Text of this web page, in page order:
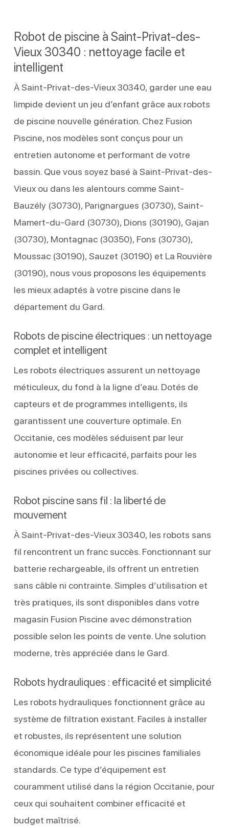
Robot de piscine à Saint-Privat-des-
Vieux 30340 : nettoyage facile et
intelligent
À Saint-Privat-des-Vieux 30340, garder une eau
limpide devient un jeu d’enfant grâce aux robots
de piscine nouvelle génération. Chez Fusion
Piscine, nos modèles sont conçus pour un
entretien autonome et performant de votre
bassin. Que vous soyez basé à Saint-Privat-des-
Vieux ou dans les alentours comme Saint-
Bauzély (30730), Parignargues (30730), Saint-
Mamert-du-Gard (30730), Dions (30190), Gajan
(30730), Montagnac (30350), Fons (30730),
Moussac (30190), Sauzet (30190) et La Rouvière
(30190), nous vous proposons les équipements
les mieux adaptés à votre piscine dans le
département du Gard.
Robots de piscine électriques : un nettoyage
complet et intelligent
Les robots électriques assurent un nettoyage
méticuleux, du fond à la ligne d’eau. Dotés de
capteurs et de programmes intelligents, ils
garantissent une couverture optimale. En
Occitanie, ces modèles séduisent par leur
autonomie et leur efficacité, parfaits pour les
piscines privées ou collectives.
Robot piscine sans fil : la liberté de
mouvement
À Saint-Privat-des-Vieux 30340, les robots sans
fil rencontrent un franc succès. Fonctionnant sur
batterie rechargeable, ils offrent un entretien
sans câble ni contrainte. Simples d’utilisation et
très pratiques, ils sont disponibles dans votre
magasin Fusion Piscine avec démonstration
possible selon les points de vente. Une solution
moderne, très appréciée dans le Gard.
Robots hydrauliques : efficacité et simplicité
Les robots hydrauliques fonctionnent grâce au
système de filtration existant. Faciles à installer
et robustes, ils représentent une solution
économique idéale pour les piscines familiales
standards. Ce type d’équipement est
couramment utilisé dans la région Occitanie, pour
ceux qui souhaitent combiner efficacité et
budget maîtrisé.